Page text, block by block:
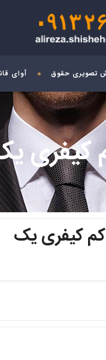
تصویری حقوق آوای
کیفری
کیفری یک